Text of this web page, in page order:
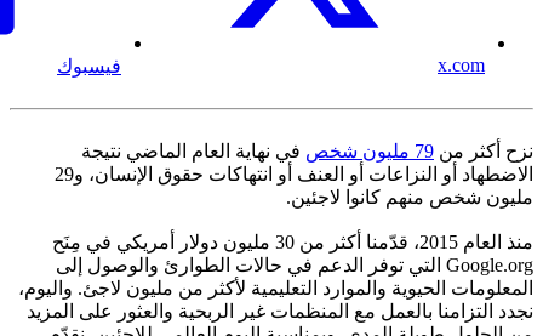
x.com فيسبوك
نزح أكثر من 79 مليون شخص
في نهاية العام الماضي نتيجة
الاضطهاد أو النزاعات أو العنف أو انتهاكات حقوق الإنسان، و29
مليون شخص منهم كانوا لاجئين.
منذ العام 2015، قدّمنا أكثر من 30 مليون دولار أمريكي في مِنَح
Google.org التي توفر الدعم في حالات الطوارئ والوصول إلى
المعلومات الحيوية والموارد التعليمية لأكثر من مليون لاجئ. واليوم،
نجدد التزامنا بالعمل مع المنظمات غير الربحية والعثور على المزيد